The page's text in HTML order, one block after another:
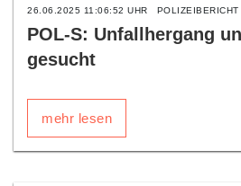
26.06.2025 11:06:52 UHR POLIZEIBERICHT
POL-S: Unfallhergang
gesucht
mehr lesen